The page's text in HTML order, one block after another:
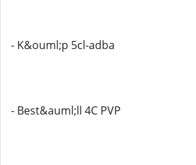
- K&ouml;p 5cl-adba
- Best&auml;ll 4C PVP